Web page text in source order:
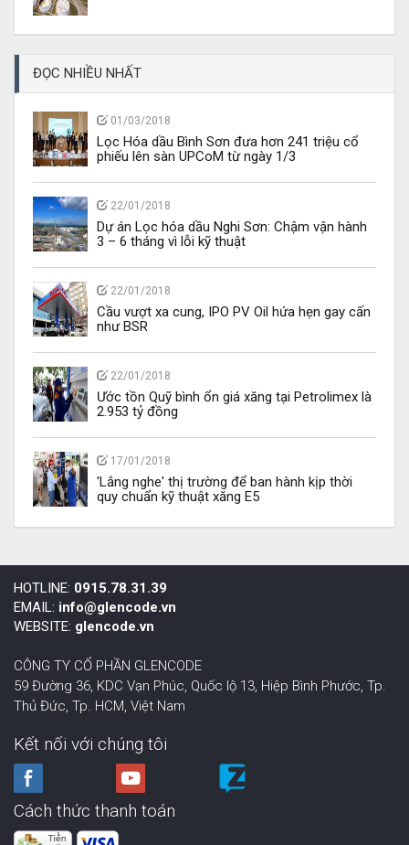
ĐỌC NHIỀU NHẤT
01/03/2018
Lọc Hóa dầu Bình Sơn đưa hơn 241 triệu cổ
phiếu lên sàn UPCoM từ ngày 1/3
22/01/2018
Dự án Lọc hóa dầu Nghi Sơn: Chậm vận hành
3 – 6 tháng vì lỗi kỹ thuật
22/01/2018
Cầu vượt xa cung, IPO PV Oil hứa hẹn gay cấn
như BSR
22/01/2018
Ước tồn Quỹ bình ổn giá xăng tại Petrolimex là
2.953 tỷ đồng
17/01/2018
'Lắng nghe' thị trường để ban hành kịp thời
quy chuẩn kỹ thuật xăng E5
HOTLINE: 0915.78.31.39
EMAIL: info@glencode.vn
WEBSITE: glencode.vn
CÔNG TY CỔ PHẦN GLENCODE
59 Đường 36, KDC Vạn Phúc, Quốc lộ 13, Hiệp Bình Phước, Tp.
Thủ Đức, Tp. HCM, Việt Nam
Kết nối với chúng tôi
Cách thức thanh toán